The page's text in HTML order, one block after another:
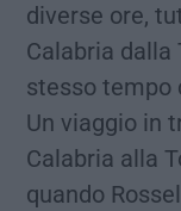
diverse ore,
Calabria dalla
stesso tempo
Un viaggio in
Calabria alla
quando